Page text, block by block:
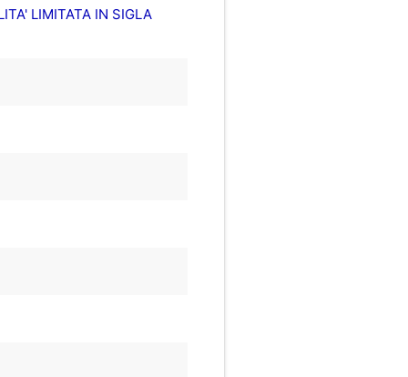
LIMITATA IN SIGLA